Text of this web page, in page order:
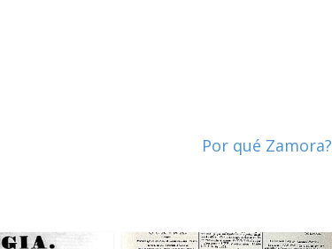
Por qué Zamora?